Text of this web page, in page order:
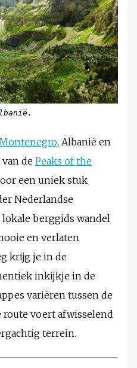
Montenegro, Albanië en
de Peaks of the
een uniek stuk
Nederlandse
berggids wandel
en verlaten
krijg je in de
inkijkje in de
variëren tussen de
route voert afwisselend
terrein.